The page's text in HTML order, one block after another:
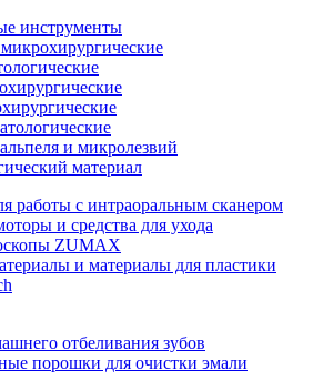
инструменты
и микролезвий
материал
работы с интраоральным сканером
и средства для ухода
ZUMAX
и материалы для пластики
отбеливания зубов
порошки для очистки эмали